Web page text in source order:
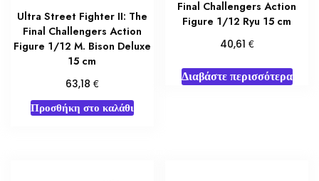
Ultra Street Fighter II: The
Final Challengers Action
Figure 1/12 M. Bison Deluxe
15 cm
63,18 €
Προσθήκη στο καλάθι
Final Challengers Action
Figure 1/12 Ryu 15 cm
40,61 €
Διαβάστε περισσότερα